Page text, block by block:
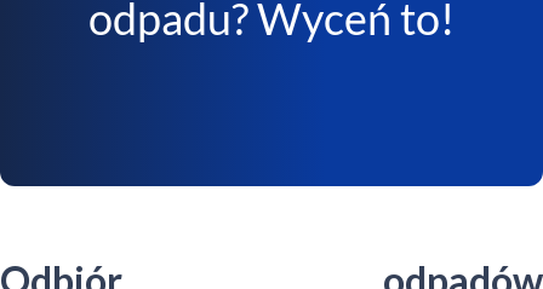
odpadu? Wyceń to!